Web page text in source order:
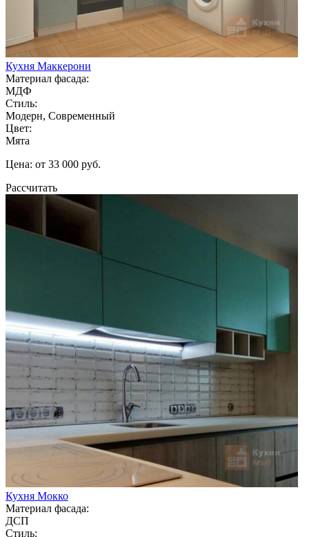
Кухня Маккерони
Материал фасада:
МДФ
Стиль:
Модерн, Современный
Цвет:
Мята
Цена: от 33 000 руб.
Рассчитать
Кухня Мокко
Материал фасада:
ДСП
Стиль: